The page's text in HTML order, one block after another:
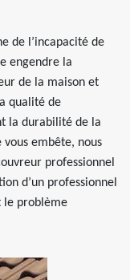
de l’incapacité de
engendre la
de la maison et
qualité de
la durabilité de la
embête, nous
professionnel
d’un professionnel
le problème